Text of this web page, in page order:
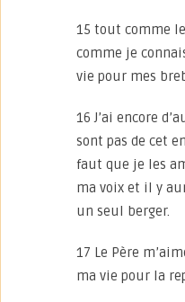
15 tout comme
comme je
vie pour mes
16 J’ai encore
sont pas de cet
faut que je les
ma voix et il y
un seul berger.
17 Le Père
ma vie pour la